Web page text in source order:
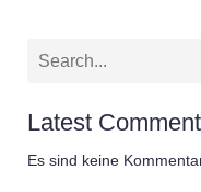
Latest
Es sind keine